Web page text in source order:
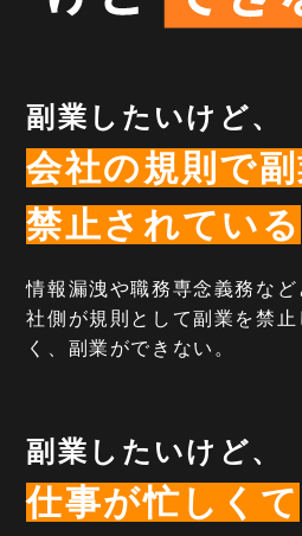
副業したいけど、
会社の規則で
禁止されている
情報漏洩や職務専念義務な
社側が規則として副業を禁
く、副業ができない。
副業したいけど、
仕事が忙しくて